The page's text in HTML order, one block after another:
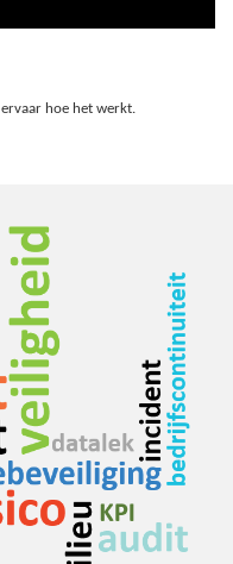
hoe het werkt.